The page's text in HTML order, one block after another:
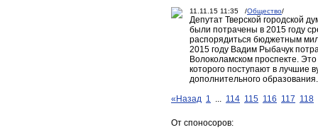
11.11.15 11:35 /Общество/
Депутат Тверской городской
были потрачены в 2015 году
распорядиться бюджетным
2015 году Вадим Рыбачук
Волоколамском проспекте.
которого поступают в лучшие
дополнительного образования.
«Назад 1 ... 114 115 116 117 118
От споносоров: